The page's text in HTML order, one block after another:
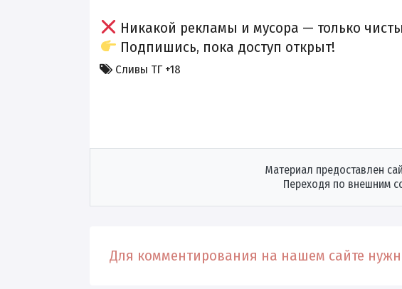
Никакой рекламы и мусора — только
Подпишись, пока доступ открыт!
Сливы ТГ +18
Материал предоставлен
Переходя по внешним
Для комментирования на нашем сайте